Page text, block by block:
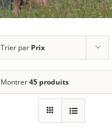
Trier par Prix
Montrer45 produits